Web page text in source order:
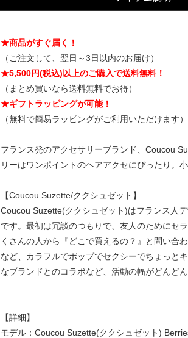
★商品がすぐ届く！
（ご注文して、翌日～3日以内のお届け）
★5,500円(税込)以上のご購入で送料無料！
（まとめ買いなら送料無料でお得）
★ギフトラッピングが可能！
（無料で簡易ラッピングがご利用いただけます）
フランス発のアクセサリーブランド、Coucou
リーはワンポイントのヘアアクセにぴったり。
【Coucou Suzette/ククシュゼット】
Coucou Suzette(ククシュゼット)はフランス人
です。最初は冗談のつもりで、友人のためにセ
くさんの人から『どこで買えるの？』と問い合
など、カラフルでポップでセクシーでちょっと
なブランドとのコラボなど、活動の幅がどんど
【詳細】
モデル：Coucou Suzette(ククシュゼット)